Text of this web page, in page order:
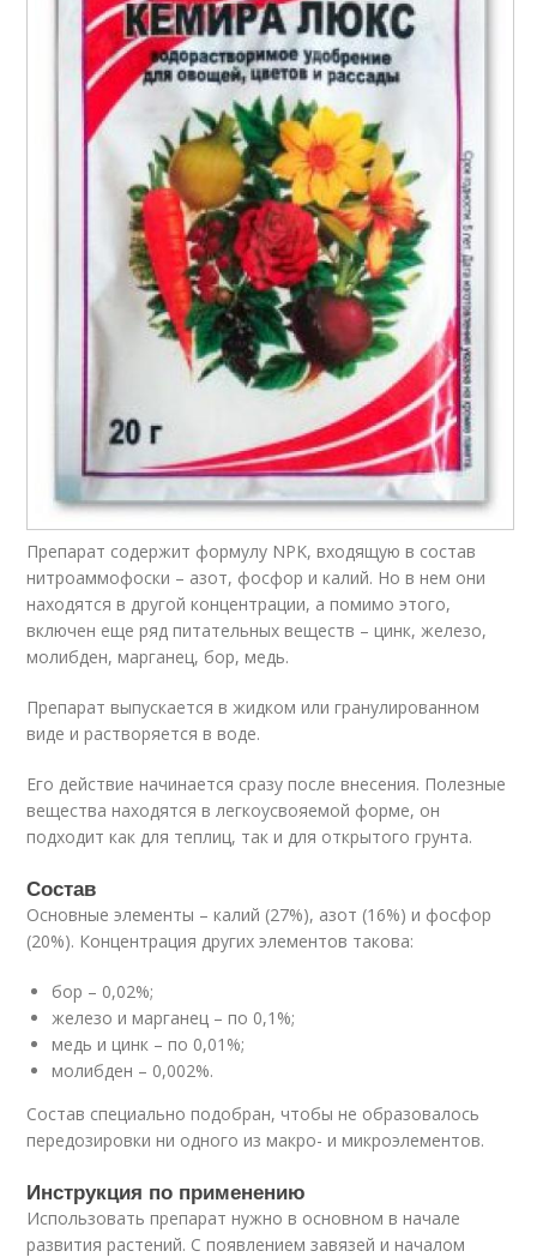
Препарат содержит формулу NPK, входящую в состав
нитроаммофоски – азот, фосфор и калий. Но в нем они
находятся в другой концентрации, а помимо этого,
включен еще ряд питательных веществ – цинк, железо,
молибден, марганец, бор, медь.
Препарат выпускается в жидком или гранулированном
виде и растворяется в воде.
Его действие начинается сразу после внесения. Полезные
вещества находятся в легкоусвояемой форме, он
подходит как для теплиц, так и для открытого грунта.
Состав
Основные элементы – калий (27%), азот (16%) и фосфор
(20%). Концентрация других элементов такова:
бор – 0,02%;
железо и марганец – по 0,1%;
медь и цинк – по 0,01%;
молибден – 0,002%.
Состав специально подобран, чтобы не образовалось
передозировки ни одного из макро- и микроэлементов.
Инструкция по применению
Использовать препарат нужно в основном в начале
развития растений. С появлением завязей и началом